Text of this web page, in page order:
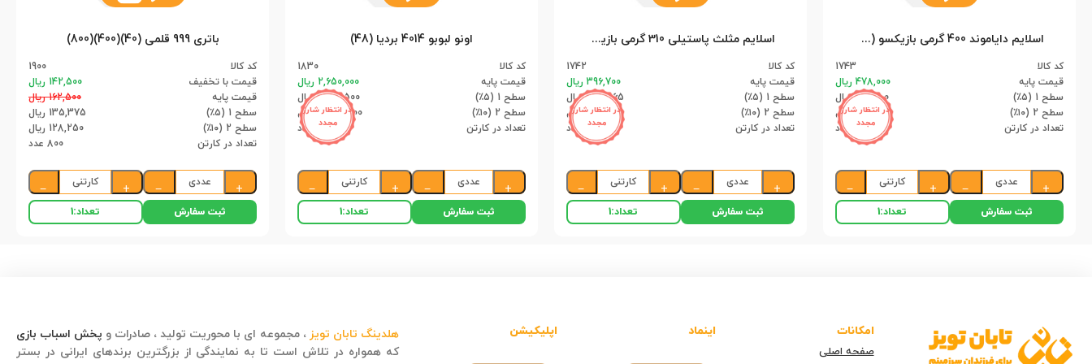
در انتظار شارژ
مجدد
اسلایم دایاموند 400 گرمی بازیکسو (24)
کد کالا
1743
قیمت پایه
478,000 ریال
سطح 1 (۵٪)
454,100 ریال
سطح 2 (۱۰٪)
430,200 ریال
تعداد در کارتن
24 عدد
+
عددی
−
+
کارتنی
−
ثبت سفارش تعداد:1
در انتظار شارژ
مجدد
اسلایم مثلث پاستیلی 310 گرمی بازیکسو (45)
کد کالا
1742
قیمت پایه
396,700 ریال
سطح 1 (۵٪)
376,865 ریال
سطح 2 (۱۰٪)
357,030 ریال
تعداد در کارتن
45 عدد
+
عددی
−
+
کارتنی
−
ثبت سفارش تعداد:1
در انتظار شارژ
مجدد
اونو لبوبو 4014 بردیا (48)
کد کالا
1830
قیمت پایه
2,650,000 ریال
سطح 1 (۵٪)
2,517,500 ریال
سطح 2 (۱۰٪)
2,385,000 ریال
تعداد در کارتن
48 عدد
+
عددی
−
+
کارتنی
−
ثبت سفارش تعداد:1
باتری 999 قلمی (40)(400)(800)
کد کالا
1900
قیمت با تخفیف
142,500 ریال
قیمت پایه
162,500 ریال
سطح 1 (۵٪)
135,375 ریال
سطح 2 (۱۰٪)
128,250 ریال
تعداد در کارتن
800 عدد
+
عددی
−
+
کارتنی
−
ثبت سفارش تعداد:1
امکانات
صفحه اصلی
اینماد اپلیکیشن هلدینگ تابان تویز ، مجموعه ای با محوریت تولید ، صادرات و پخش اسباب بازی
که همواره در تلاش است تا به نمایندگی از بزرگترین برندهای ایرانی در بستر